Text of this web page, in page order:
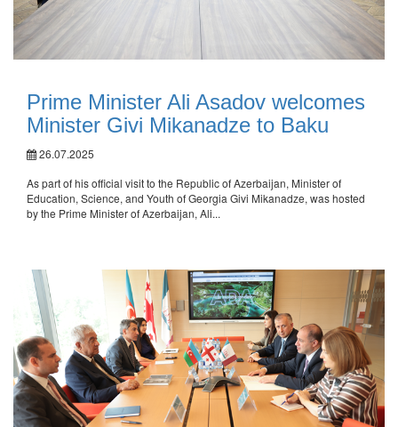
Prime Minister Ali Asadov welcomes
Minister Givi Mikanadze to Baku
26.07.2025
As part of his official visit to the Republic of Azerbaijan, Minister of
Education, Science, and Youth of Georgia Givi Mikanadze, was hosted
by the Prime Minister of Azerbaijan, Ali...